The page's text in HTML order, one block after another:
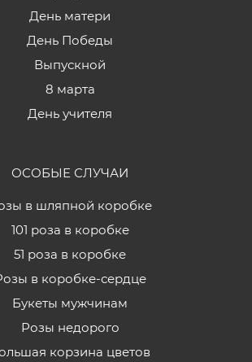
День матери
День Победы
Выпускной
8 марта
День учителя
ОСОБЫЕ СЛУЧАИ
в шляпной коробке
101 роза в коробке
51 роза в коробке
в коробке-сердце
Букеты мужчинам
Розы недорого
корзина цветов